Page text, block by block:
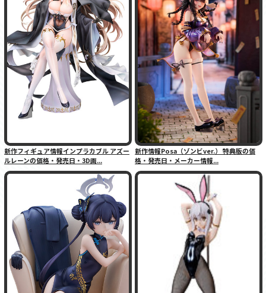
新作フィギュア情報インプラカブル アズー
ルレーンの価格・発売日・3D画...
新作情報Posa（ゾンビver.） 特典版の価
格・発売日・メーカー情報...